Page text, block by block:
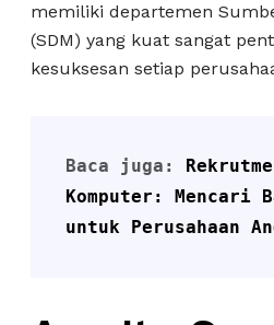
memiliki departemen
(SDM) yang kuat sangat
kesuksesan setiap
Baca juga:
Komputer: Mencari
untuk Perusahaan